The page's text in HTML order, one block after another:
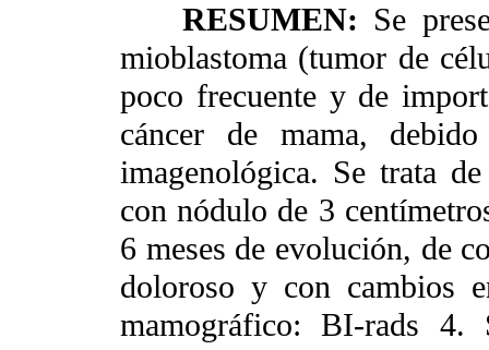
RESUMEN: Se
mioblastoma (tumor de
poco frecuente y de
cáncer de mama,
imagenológica. Se trata
con nódulo de 3
6 meses de evolución, de
doloroso y con cambios
mamográfico: BI-rads 4.